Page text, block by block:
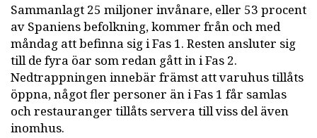
Sammanlagt 25 miljoner invånare, eller 53 procent
av Spaniens befolkning, kommer från och med
måndag att befinna sig i Fas 1. Resten ansluter sig
till de fyra öar som redan gått in i Fas 2.
Nedtrappningen innebär främst att varuhus tillåts
öppna, något fler personer än i Fas 1 får samlas
och restauranger tillåts servera till viss del även
inomhus.